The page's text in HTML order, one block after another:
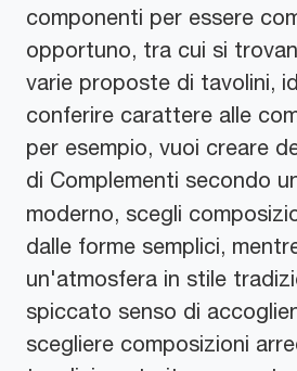
componenti per essere
opportuno, tra cui si
varie proposte di tavolini,
conferire carattere alle
per esempio, vuoi creare
di Complementi secondo
moderno, scegli
dalle forme semplici,
un'atmosfera in stile
spiccato senso di
scegliere composizioni